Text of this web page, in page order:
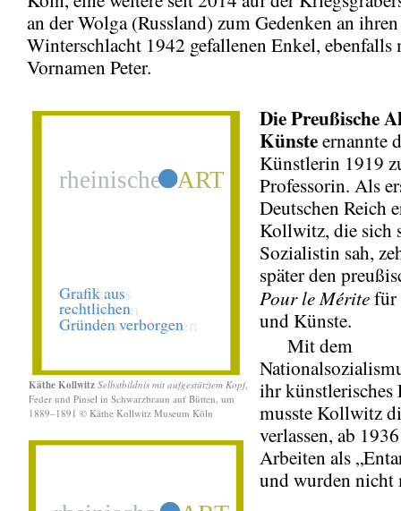
an der Wolga (Russland) zum Gedenken an
Winterschlacht 1942 gefallenen Enkel, ebenfalls
Vornamen Peter.
Käthe Kollwitz Selbstbildnis mit aufgestütztem Kopf,
Feder und Pinsel in Schwarzbraun auf Bütten, um
1889–1891 © Käthe Kollwitz Museum Köln
Die Preußische
Künsteernannte
Künstlerin 1919
Professorin. Als
Deutschen Reich
Kollwitz, die sich
Sozialistin sah,
später den
Pour le Méritefür
und Künste.
Mit dem
ihr künstlerisches
musste Kollwitz
verlassen, ab
Arbeiten als
und wurden nicht